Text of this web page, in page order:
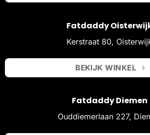
Fatdaddy
Kerstraat 80,
BEKIJK WINKEL
Fatdaddy Diemen
Ouddiemerlaan 227,